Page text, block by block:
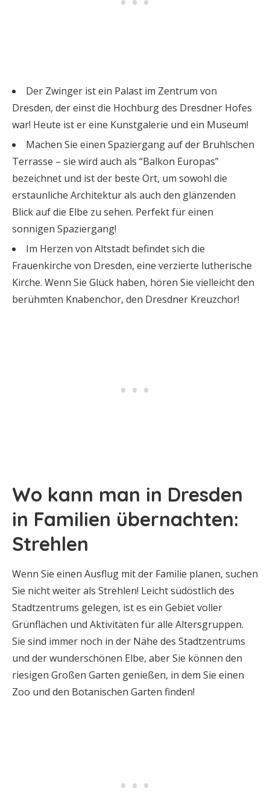
Der Zwinger ist ein Palast im Zentrum von
Dresden, der einst die Hochburg des Dresdner Hofes
war! Heute ist er eine Kunstgalerie und ein Museum!
Machen Sie einen Spaziergang auf der Bruhlschen
Terrasse – sie wird auch als “Balkon Europas”
bezeichnet und ist der beste Ort, um sowohl die
erstaunliche Architektur als auch den glänzenden
Blick auf die Elbe zu sehen. Perfekt für einen
sonnigen Spaziergang!
Im Herzen von Altstadt befindet sich die
Frauenkirche von Dresden, eine verzierte lutherische
Kirche. Wenn Sie Glück haben, hören Sie vielleicht den
berühmten Knabenchor, den Dresdner Kreuzchor!
Wo kann man in Dresden
in Familien übernachten:
Strehlen
Wenn Sie einen Ausflug mit der Familie planen, suchen
Sie nicht weiter als Strehlen! Leicht südöstlich des
Stadtzentrums gelegen, ist es ein Gebiet voller
Grünflächen und Aktivitäten für alle Altersgruppen.
Sie sind immer noch in der Nähe des Stadtzentrums
und der wunderschönen Elbe, aber Sie können den
riesigen Großen Garten genießen, in dem Sie einen
Zoo und den Botanischen Garten finden!